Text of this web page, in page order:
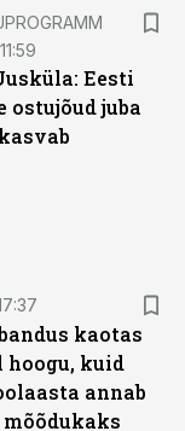
Eesti
ostujõud juba
kaotas
hoogu, kuid
annab